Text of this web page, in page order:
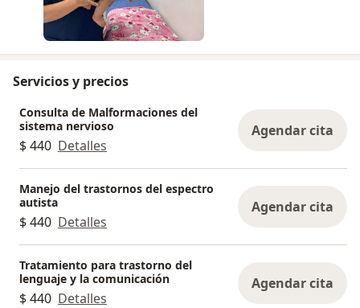
Tu tranquilidad también es parte del tratamiento.
Servicios y precios
Consulta de Malformaciones del
sistema nervioso
$ 440 Detalles
Agendar cita
Manejo del trastornos del espectro
autista
$ 440 Detalles
Agendar cita
Tratamiento para trastorno del
lenguaje y la comunicación
$ 440 Detalles
Agendar cita